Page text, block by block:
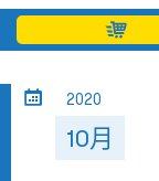
條款及細則
2020
10月